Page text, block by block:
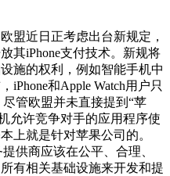
盟近日正考虑出台新规定，
其iPhone支付技术。新规将
施的权利，例如智能手机中
iPhone和Apple Watch用户只
管欧盟并未直接提到“苹
允许竞争对手的应用程序使
上就是针对苹果公司的。
供商应该在公平、合理、
有相关基础设施来开发和提